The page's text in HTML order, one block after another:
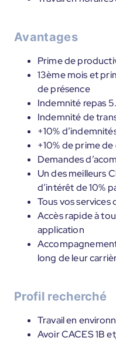
Avantages
Prime de
13ème mois et
de présence
Indemnité repas
Indemnité de
+10%
+10% de prime
Demandes
Un des meilleurs
d’intérêt de 10%
Tous vos services
Accès rapide à
application
long de leur
Profil recherché
Travail en
Avoir CACES 1B